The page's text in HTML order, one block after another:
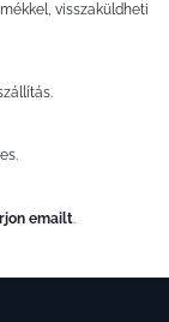
visszaküldheti
emailt.